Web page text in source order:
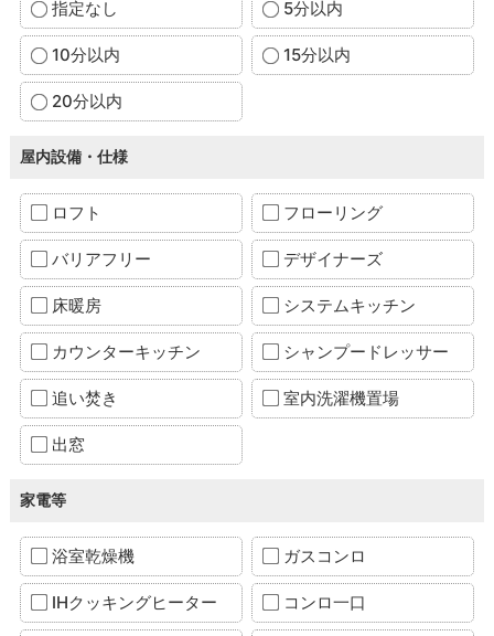
指定なし 5分以内
10分以内 15分以内
20分以内
屋内設備・仕様
ロフト フローリング
バリアフリー デザイナーズ
床暖房 システムキッチン
カウンターキッチン シャンプードレッサー
追い焚き 室内洗濯機置場
出窓
家電等
浴室乾燥機 ガスコンロ
IHクッキングヒーター コンロ一口